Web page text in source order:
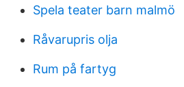
Spela teater barn malmö
Råvarupris olja
Rum på fartyg